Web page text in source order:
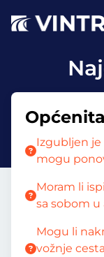
Izgubljen
mogu
Moram li
sa sobom
Mogu li
vožnje